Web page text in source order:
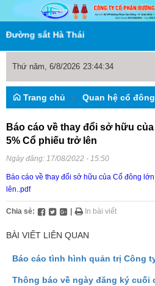
sắt Hà Thái
Thứ năm, 6/8/2026 23:44:34
Trang chủ Quan hệ cổ đông
Báo cáo về thay đổi sở hữu
5% Cổ phiếu trở lên
Ngày đăng: 17/08/2022 - 15:50
Báo cáo về thay đổi sở hữu của Cổ đông
lên..pdf
Chia sẻ: In bài viết
BÀI VIẾT LIÊN QUAN
Báo cáo tình hình quản trị Công
Thông báo về ngày đăng ký cuối